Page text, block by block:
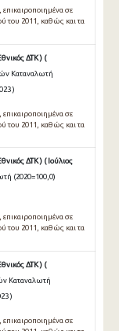
σε
του 2011, καθώς και τα
ΔΤΚ ) (
Καταναλωτή
)
σε
του 2011, καθώς και τα
ΔΤΚ ) ( Ιούλιος
(2020=100,0)
σε
του 2011, καθώς και τα
ΔΤΚ ) (
Καταναλωτή
)
σε